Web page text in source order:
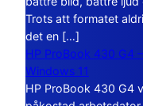
Trots att formatet
det en […]
HP ProBook 430 G4
Windows 11
HP ProBook 430 G4